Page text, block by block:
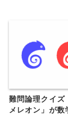
難問論理クイズ
メレオン」が